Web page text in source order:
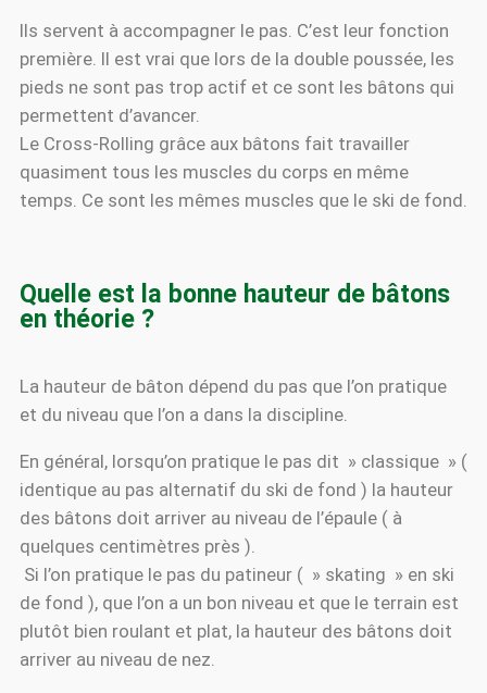
Ils servent à accompagner le pas. C’est leur fonction
première. Il est vrai que lors de la double poussée, les
pieds ne sont pas trop actif et ce sont les bâtons qui
permettent d’avancer.
Le Cross-Rolling grâce aux bâtons fait travailler
quasiment tous les muscles du corps en même
temps. Ce sont les mêmes muscles que le ski de fond.
Quelle est la bonne hauteur de bâtons
en théorie ?
La hauteur de bâton dépend du pas que l’on pratique
et du niveau que l’on a dans la discipline.
En général, lorsqu’on pratique le pas dit » classique » (
identique au pas alternatif du ski de fond ) la hauteur
des bâtons doit arriver au niveau de l’épaule ( à
quelques centimètres près ).
Si l’on pratique le pas du patineur ( » skating » en ski
de fond ), que l’on a un bon niveau et que le terrain est
plutôt bien roulant et plat, la hauteur des bâtons doit
arriver au niveau de nez.